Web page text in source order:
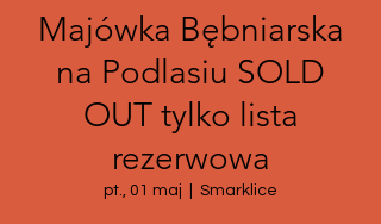
Majówka Bębniarska
na Podlasiu SOLD
OUT tylko lista
rezerwowa
pt., 01 maj Smarklice